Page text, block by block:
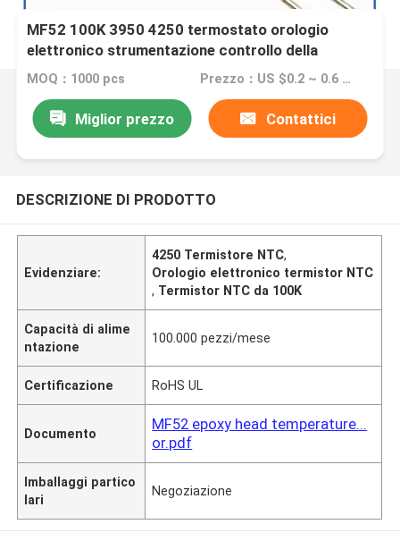
MF52 100K 3950 4250 termostato orologio
elettronico strumentazione controllo della
temperatura tipo NTC termistore
MOQ：1000 pcs Prezzo：US $0.2 ~ 0.6 PCS
Miglior prezzo Contattici
DESCRIZIONE DI PRODOTTO
Evidenziare:
4250 Termistore NTC,
Orologio elettronico termistor NTC
, Termistor NTC da 100K
Capacità di alime
ntazione
100.000 pezzi/mese
Certificazione RoHS UL
Documento
MF52 epoxy head temperature...
or.pdf
Imballaggi partico
lari
Negoziazione